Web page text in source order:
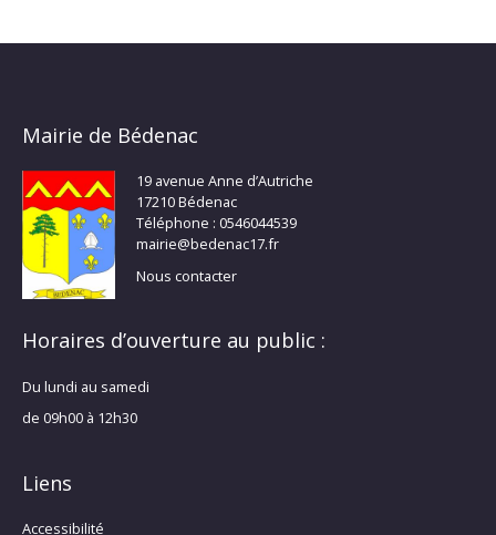
Mairie de Bédenac
19 avenue Anne d’Autriche
17210 Bédenac
Téléphone : 0546044539
mairie@bedenac17.fr
Nous contacter
Horaires d’ouverture au public :
Du lundi au samedi
de 09h00 à 12h30
Liens
Accessibilité